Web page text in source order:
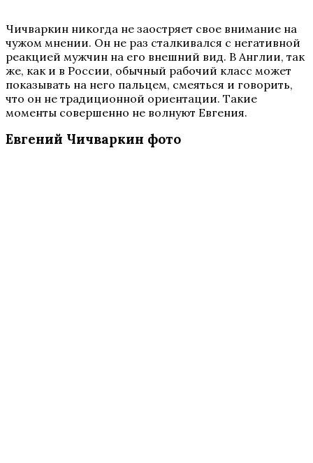
Чичваркин никогда не заостряет свое внимание на
чужом мнении. Он не раз сталкивался с негативной
реакцией мужчин на его внешний вид. В Англии, так
же, как и в России, обычный рабочий класс может
показывать на него пальцем, смеяться и говорить,
что он не традиционной ориентации. Такие
моменты совершенно не волнуют Евгения.
Евгений Чичваркин фото